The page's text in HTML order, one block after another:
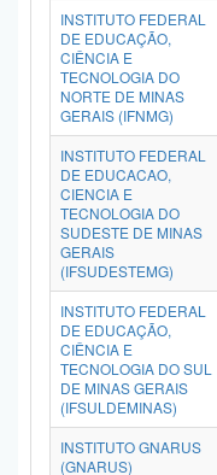
INSTITUTO FEDERAL
DE EDUCAÇÃO,
CIÊNCIA E
TECNOLOGIA DO
NORTE DE MINAS
GERAIS (IFNMG)
INSTITUTO FEDERAL
DE EDUCACAO,
CIENCIA E
TECNOLOGIA DO
SUDESTE DE MINAS
GERAIS
(IFSUDESTEMG)
INSTITUTO FEDERAL
DE EDUCAÇÃO,
CIÊNCIA E
TECNOLOGIA DO SUL
DE MINAS GERAIS
(IFSULDEMINAS)
INSTITUTO GNARUS
(GNARUS)